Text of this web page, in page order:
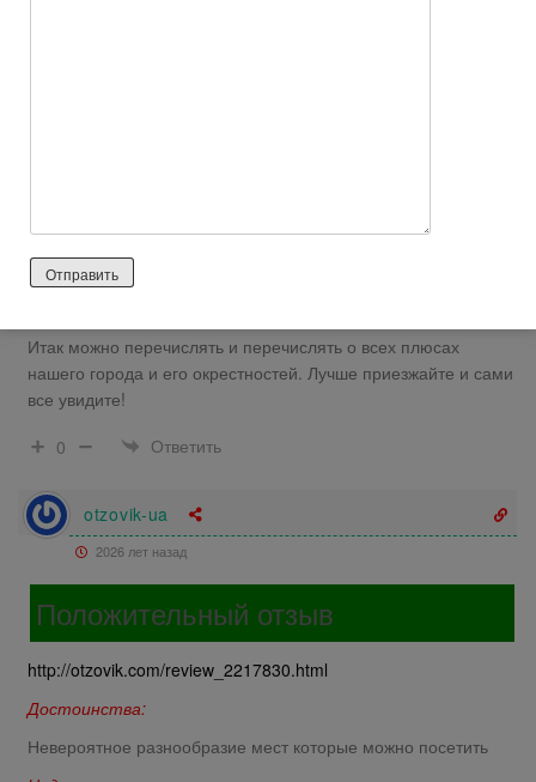
Чего стоят Запорожские степи и поля, засеянные пшеницей.
Ведь не везде же дымят заводы, и выбрасываются
Итак можно перечислять и перечислять о всех плюсах
нашего города и его окрестностей. Лучше приезжайте и сами
все увидите!
0
Ответить
otzovik-ua
2026 лет назад
Положительный отзыв
http://otzovik.com/review_2217830.html
Достоинства:
Невероятное разнообразие мест которые можно посетить